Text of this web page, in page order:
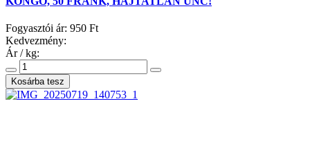
Fogyasztói ár: 950 Ft
Kedvezmény:
Ár / kg: